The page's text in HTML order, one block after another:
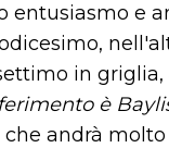
entusiasmo e
in
è
andrà